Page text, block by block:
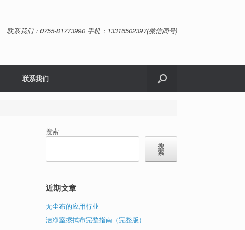
联系我们：0755-81773990 手机：13316502397(微信同号)
联系我们
搜索
搜
索
近期文章
无尘布的应用行业
洁净室擦拭布完整指南（完整版）